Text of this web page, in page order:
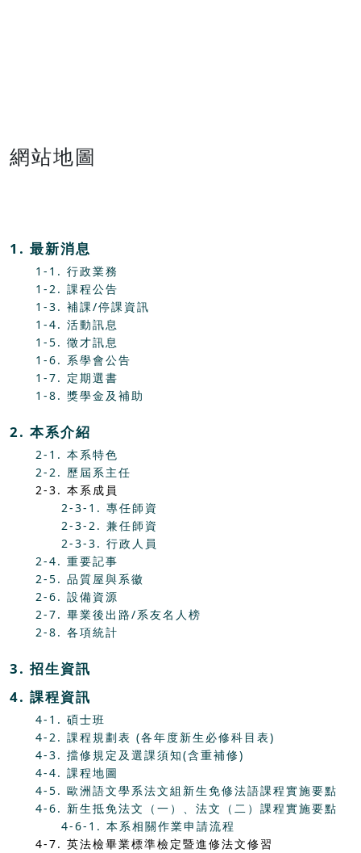
網站地圖
1. 最新消息
1-1. 行政業務
1-2. 課程公告
1-3. 補課/停課資訊
1-4. 活動訊息
1-5. 徵才訊息
1-6. 系學會公告
1-7. 定期選書
1-8. 獎學金及補助
2. 本系介紹
2-1. 本系特色
2-2. 歷屆系主任
2-3. 本系成員
2-3-1. 專任師資
2-3-2. 兼任師資
2-3-3. 行政人員
2-4. 重要記事
2-5. 品質屋與系徽
2-6. 設備資源
2-7. 畢業後出路/系友名人榜
2-8. 各項統計
3. 招生資訊
4. 課程資訊
4-1. 碩士班
4-2. 課程規劃表 (各年度新生必修科目表)
4-3. 擋修規定及選課須知(含重補修)
4-4. 課程地圖
4-5. 歐洲語文學系法文組新生免修法語課程實施要點
4-6. 新生抵免法文（一）、法文（二）課程實施要點
4-6-1. 本系相關作業申請流程
4-7. 英法檢畢業標準檢定暨進修法文修習